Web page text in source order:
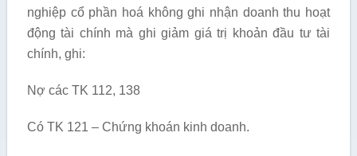
nghiệp cổ phần hoá không ghi nhận doanh thu hoạt
động tài chính mà ghi giảm giá trị khoản đầu tư tài
chính, ghi:
Nợ các TK 112, 138
Có TK 121 – Chứng khoán kinh doanh.